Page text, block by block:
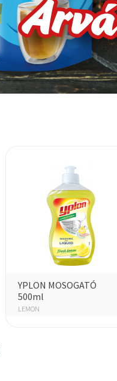
YPLON MOSOGATÓ
500ml
LEMON